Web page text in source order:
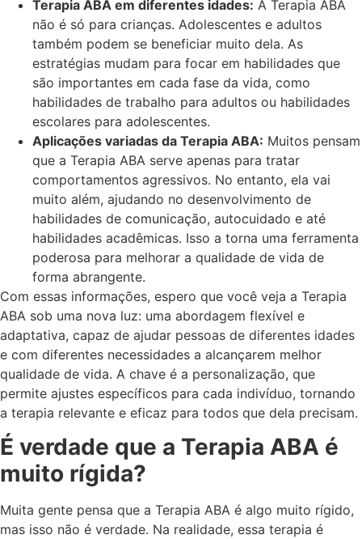
Terapia ABA em diferentes idades: A Terapia ABA
não é só para crianças. Adolescentes e adultos
também podem se beneficiar muito dela. As
estratégias mudam para focar em habilidades que
são importantes em cada fase da vida, como
habilidades de trabalho para adultos ou habilidades
escolares para adolescentes.
Aplicações variadas da Terapia ABA: Muitos pensam
que a Terapia ABA serve apenas para tratar
comportamentos agressivos. No entanto, ela vai
muito além, ajudando no desenvolvimento de
habilidades de comunicação, autocuidado e até
habilidades acadêmicas. Isso a torna uma ferramenta
poderosa para melhorar a qualidade de vida de
forma abrangente.
Com essas informações, espero que você veja a Terapia
ABA sob uma nova luz: uma abordagem flexível e
adaptativa, capaz de ajudar pessoas de diferentes idades
e com diferentes necessidades a alcançarem melhor
qualidade de vida. A chave é a personalização, que
permite ajustes específicos para cada indivíduo, tornando
a terapia relevante e eficaz para todos que dela precisam.
É verdade que a Terapia ABA é
muito rígida?
Muita gente pensa que a Terapia ABA é algo muito rígido,
mas isso não é verdade. Na realidade, essa terapia é